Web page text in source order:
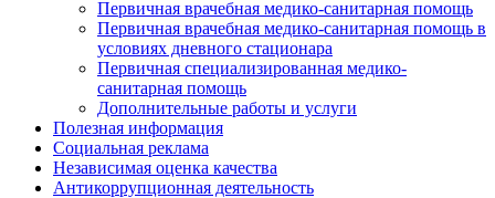
Первичная врачебная медико-санитарная помощь
Первичная врачебная медико-санитарная помощь в
условиях дневного стационара
Первичная специализированная медико-
санитарная помощь
Дополнительные работы и услуги
Полезная информация
Социальная реклама
Независимая оценка качества
Антикоррупционная деятельность